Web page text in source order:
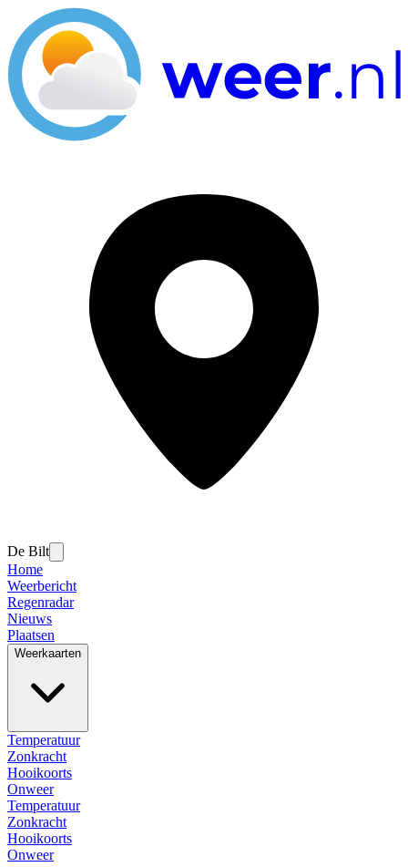
De Bilt
Home
Weerbericht
Regenradar
Nieuws
Plaatsen
Weerkaarten
Temperatuur
Zonkracht
Hooikoorts
Onweer
Temperatuur
Zonkracht
Hooikoorts
Onweer